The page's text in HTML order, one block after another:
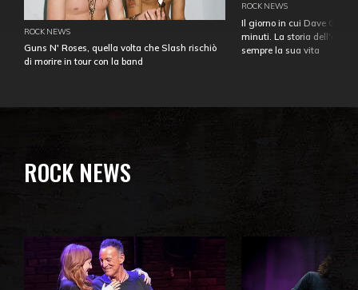
ROCK NEWS
Guns N' Roses, quella volta che Slash rischiò
di morire in tour con la band
ROCK NEWS
Il giorno in cui Dave
minuti. La storia
sempre la sua vita
ROCK NEWS